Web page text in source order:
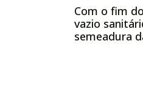
Com o fim do
vazio
semeadura